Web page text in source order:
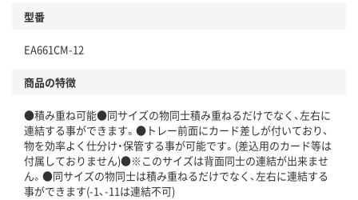
型番
EA661CM-12
商品の特徴
●積み重ね可能●同サイズの物同士積み重ねるだけでなく、左右に
連結する事ができます。●トレー前面にカード差しが付いており、
物を効率よく仕分け・保管する事が可能です。(差込用のカード等は
付属しておりません)●※このサイズは背面同士の連結が出来ませ
ん。●同サイズの物同士は積み重ねるだけでなく、左右に連結する
事ができます(-1、-11は連結不可)